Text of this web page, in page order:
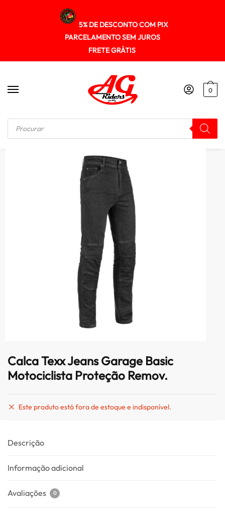
5% DE DESCONTO COM PIX
PARCELAMENTO SEM JUROS
FRETE GRÁTIS
0
Início / CALÇA Calca Texx Jeans Garage Basic Motociclista Proteção Remov.
Calca Texx Jeans Garage Basic
Motociclista Proteção Remov.
Este produto está fora de estoque e indisponível.
Descrição
Informação adicional
Avaliações 0